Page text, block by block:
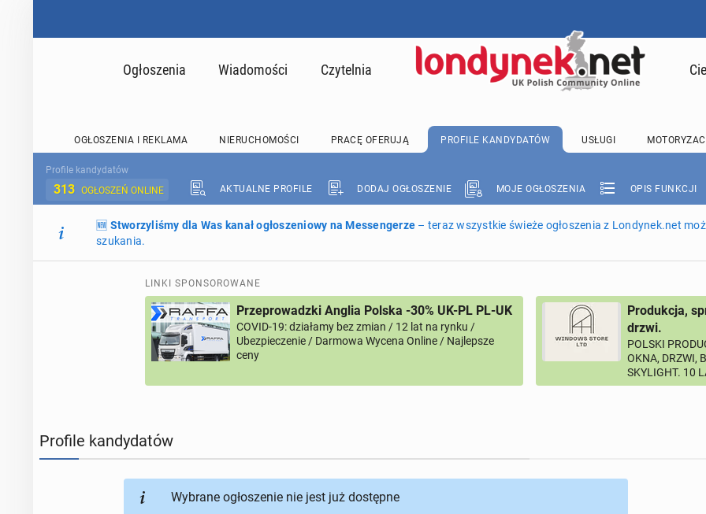
Ogłoszenia Wiadomości Czytelnia
OGŁOSZENIA I REKLAMA NIERUCHOMOŚCI PRACĘ OFERUJĄ PROFILE KANDYDATÓW USŁUGI
Profile kandydatów
313 OGŁOSZEŃ ONLINE AKTUALNE PROFILE DODAJ OGŁOSZENIE MOJE OGŁOSZENIA OPIS FUNKCJI
🆕 Stworzyliśmy dla Was kanał ogłoszeniowy na Messengerze – teraz wszystkie świeże ogłoszenia z Londynek.net
szukania.
LINKI SPONSOROWANE
Przeprowadzki Anglia Polska -30% UK-PL PL-UK
COVID-19: działamy bez zmian / 12 lat na rynku /
Ubezpieczenie / Darmowa Wycena Online / Najlepsze
ceny
Produkcja,
drzwi.
POLSKI
OKNA, DRZWI,
SKYLIGHT. 10
Profile kandydatów
Wybrane ogłoszenie nie jest już dostępne